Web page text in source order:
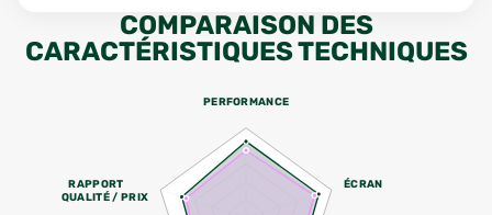
COMPARAISON DES
CARACTÉRISTIQUES TECHNIQUES
PERFORMANCE
ÉCRAN
RAPPORT
QUALITÉ / PRIX